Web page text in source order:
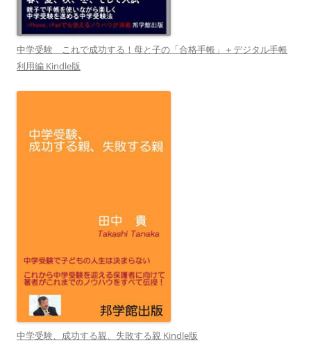
中学受験 これで成功する！母と子の「合格手帳」＋デジタル手帳
利用編 Kindle版
中学受験、成功する親、失敗する親 Kindle版